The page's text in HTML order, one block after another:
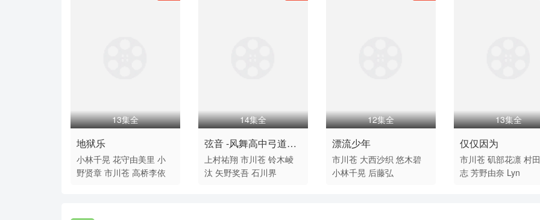
13集全
地狱乐
小林千晃 花守由美里 小
野贤章 市川苍 高桥李依
14集全
弦音 -风舞高中弓道部-
第一季
上村祐翔 市川苍 铃木崚
汰 矢野奖吾 石川界
12集全
漂流少年
市川苍 大西沙织 悠木碧
小林千晃 后藤弘
13集全
仅仅因为
市川苍 矶部花凛 村
志 芳野由奈 Lyn